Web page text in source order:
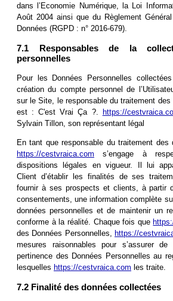
dans l’Economie Numérique, la Loi
Août 2004 ainsi que du Règlement
Données (RGPD : n° 2016-679).
7.1 Responsables de la
personnelles
Pour les Données Personnelles
création du compte personnel de
sur le Site, le responsable du traitement des
est : C'est Vrai Ça ?.
https://
Sylvain Tillon, son représentant légal
En tant que responsable du traitement des
https://cestvraica.com s’engage à
dispositions légales en vigueur. Il lui
Client d’établir les finalités de ses
fournir à ses prospects et clients, à partir
consentements, une information complète
données personnelles et de maintenir un
conforme à la réalité. Chaque fois que
des Données Personnelles,
https://
mesures raisonnables pour s’assurer
pertinence des Données Personnelles au
lesquelles https://cestvraica.com les traite.
7.2 Finalité des données collectées